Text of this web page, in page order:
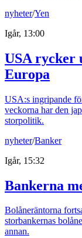
nyheter/Yen
Igår, 13:00
USA rycker
Europa
USA:s ingripande
veckorna har den
storpolitik.
nyheter/Banker
Igår, 15:32
Bankerna
Bolåneräntorna
storbankernas
annan.